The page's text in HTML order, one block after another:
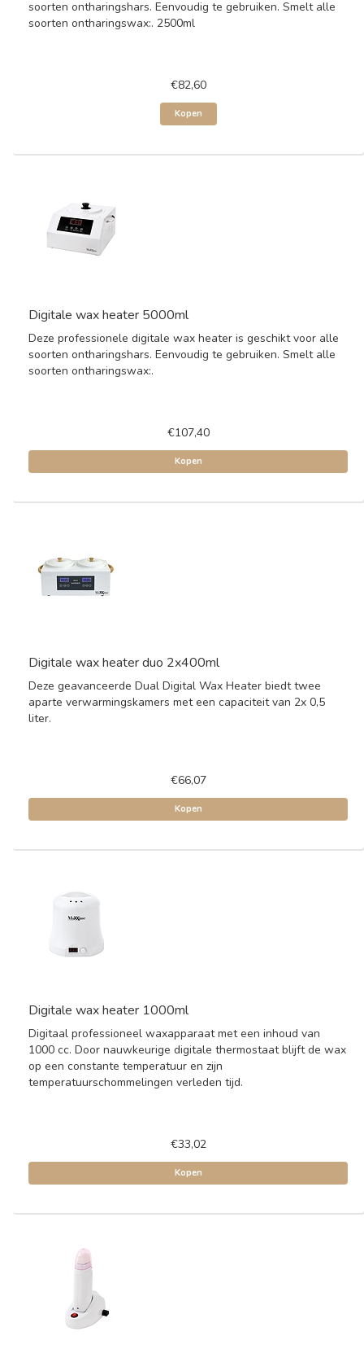
soorten ontharingshars. Eenvoudig te gebruiken. Smelt alle
soorten ontharingswax:. 2500ml
€82,60
Kopen
Digitale wax heater 5000ml
Deze professionele digitale wax heater is geschikt voor alle
soorten ontharingshars. Eenvoudig te gebruiken. Smelt alle
soorten ontharingswax:.
€107,40
Kopen
Digitale wax heater duo 2x400ml
Deze geavanceerde Dual Digital Wax Heater biedt twee
aparte verwarmingskamers met een capaciteit van 2x 0,5
liter.
€66,07
Kopen
Digitale wax heater 1000ml
Digitaal professioneel waxapparaat met een inhoud van
1000 cc. Door nauwkeurige digitale thermostaat blijft de wax
op een constante temperatuur en zijn
temperatuurschommelingen verleden tijd.
€33,02
Kopen